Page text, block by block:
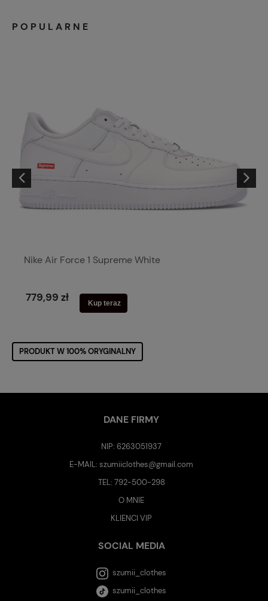
POPULARNE
Nike Air Force 1 Supreme White
779,99 zł Kup teraz
PRODUKT W 100% ORYGINALNY
DANE FIRMY
NIP: 6263051937
E-MAIL:szumiiclothes@gmail.com
TEL: 792-500-298
O MNIE
KLIENCI VIP
SOCIAL MEDIA
szumii_clothes
szumii_clothes